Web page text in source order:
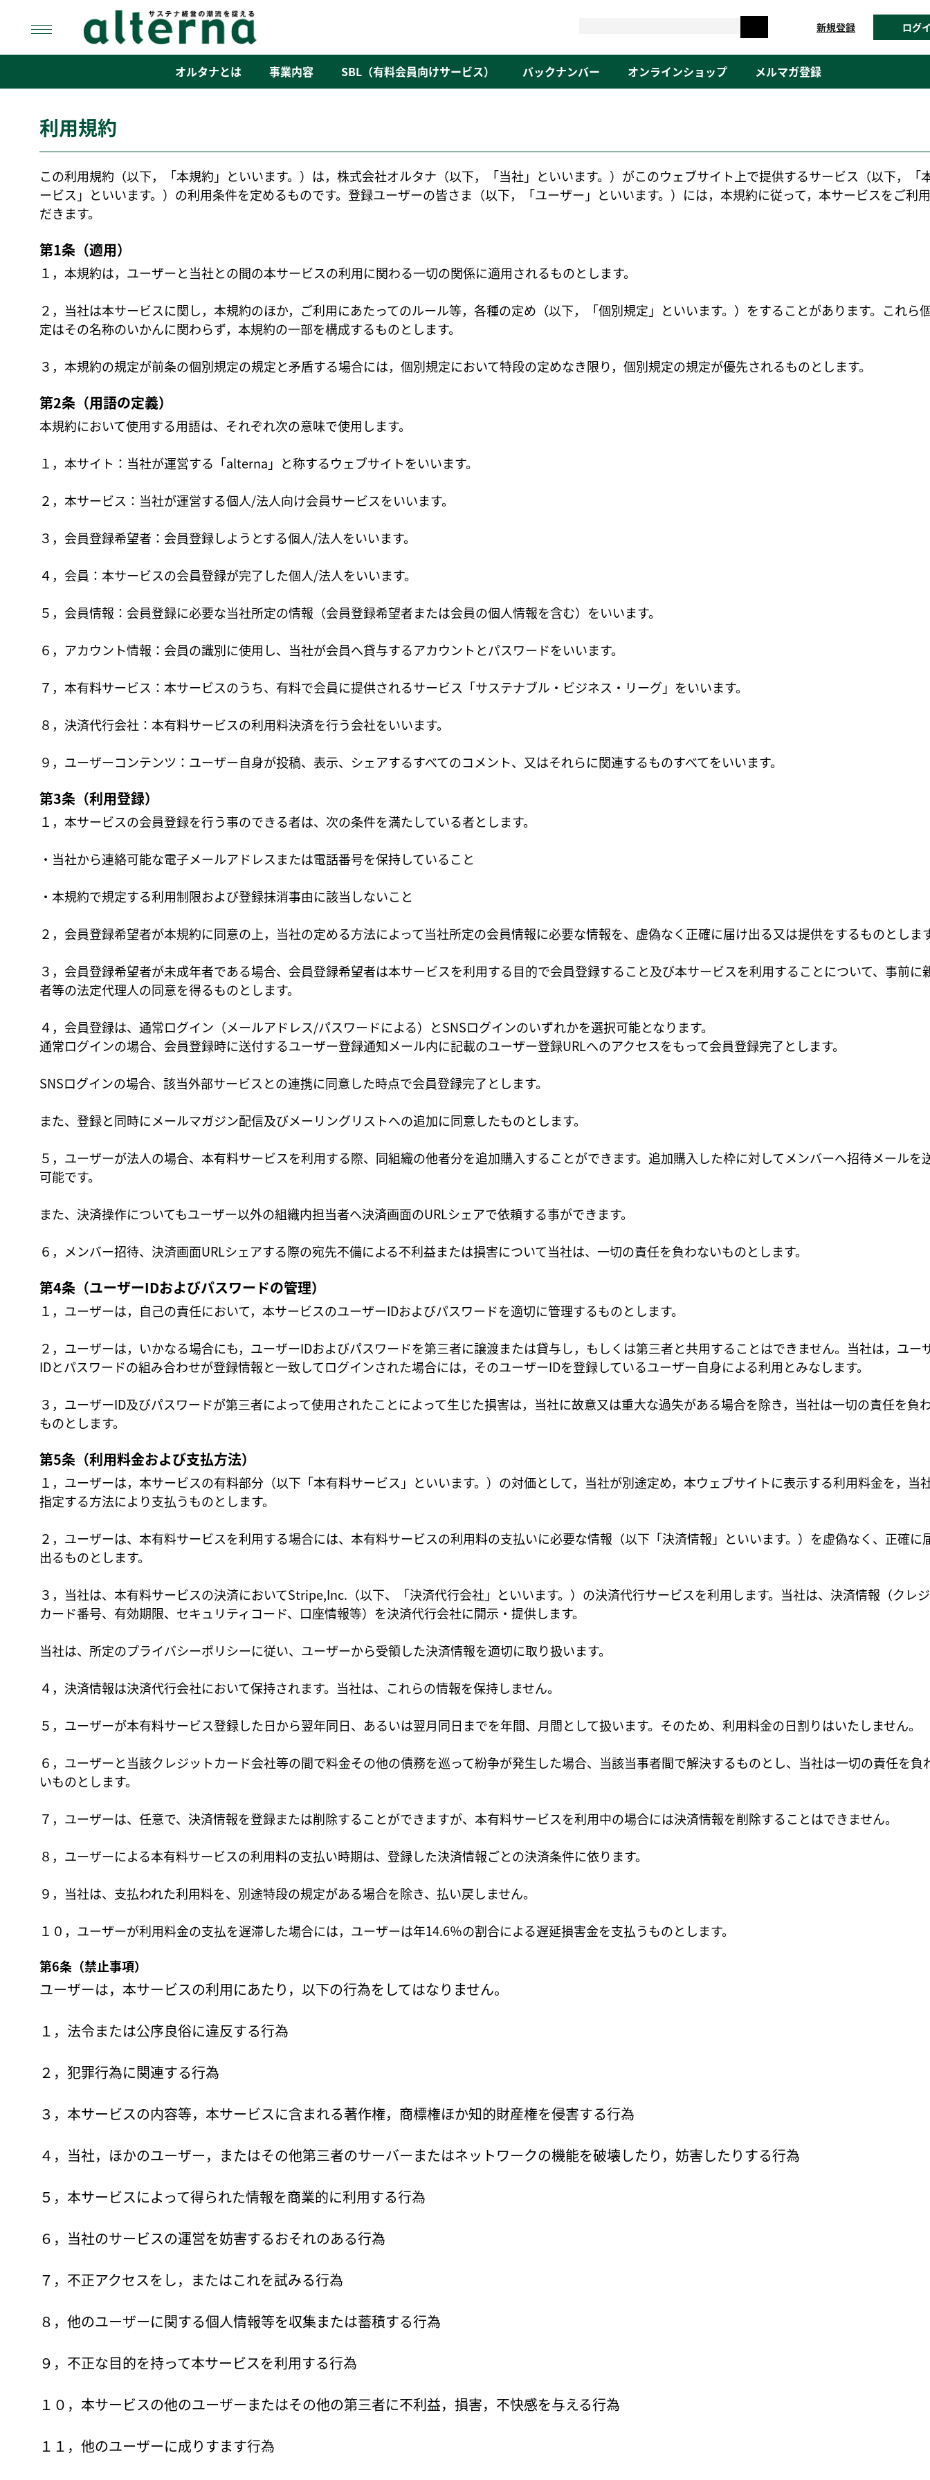
content
新規登録 ログ
オルタナとは 事業内容 SBL（有料会員向けサービス） バックナンバー オンラインショップ メルマガ登録
利用規約
この利用規約（以下，「本規約」といいます。）は，株式会社オルタナ（以下，「当社」といいます。）がこのウェブサイト上で提供するサービス（以下，「
ービス」といいます。）の利用条件を定めるものです。登録ユーザーの皆さま（以下，「ユーザー」といいます。）には，本規約に従って，本サービスをご利
だきます。
第1条（適用）
１，本規約は，ユーザーと当社との間の本サービスの利用に関わる一切の関係に適用されるものとします。
２，当社は本サービスに関し，本規約のほか，ご利用にあたってのルール等，各種の定め（以下，「個別規定」といいます。）をすることがあります。これら
定はその名称のいかんに関わらず，本規約の一部を構成するものとします。
３，本規約の規定が前条の個別規定の規定と矛盾する場合には，個別規定において特段の定めなき限り，個別規定の規定が優先されるものとします。
第2条（用語の定義）
本規約において使用する用語は、それぞれ次の意味で使用します。
１，本サイト：当社が運営する「alterna」と称するウェブサイトをいいます。
２，本サービス：当社が運営する個人/法人向け会員サービスをいいます。
３，会員登録希望者：会員登録しようとする個人/法人をいいます。
４，会員：本サービスの会員登録が完了した個人/法人をいいます。
５，会員情報：会員登録に必要な当社所定の情報（会員登録希望者または会員の個人情報を含む）をいいます。
６，アカウント情報：会員の識別に使用し、当社が会員へ貸与するアカウントとパスワードをいいます。
７，本有料サービス：本サービスのうち、有料で会員に提供されるサービス「サステナブル・ビジネス・リーグ」をいいます。
８，決済代行会社：本有料サービスの利用料決済を行う会社をいいます。
９，ユーザーコンテンツ：ユーザー自身が投稿、表示、シェアするすべてのコメント、又はそれらに関連するものすべてをいいます。
第3条（利用登録）
１，本サービスの会員登録を行う事のできる者は、次の条件を満たしている者とします。
・当社から連絡可能な電子メールアドレスまたは電話番号を保持していること
・本規約で規定する利用制限および登録抹消事由に該当しないこと
２，会員登録希望者が本規約に同意の上，当社の定める方法によって当社所定の会員情報に必要な情報を、虚偽なく正確に届け出る又は提供をするものとしま
３，会員登録希望者が未成年者である場合、会員登録希望者は本サービスを利用する目的で会員登録すること及び本サービスを利用することについて、事前に
者等の法定代理人の同意を得るものとします。
４，会員登録は、通常ログイン（メールアドレス/パスワードによる）とSNSログインのいずれかを選択可能となります。
通常ログインの場合、会員登録時に送付するユーザー登録通知メール内に記載のユーザー登録URLへのアクセスをもって会員登録完了とします。
SNSログインの場合、該当外部サービスとの連携に同意した時点で会員登録完了とします。
また、登録と同時にメールマガジン配信及びメーリングリストへの追加に同意したものとします。
５，ユーザーが法人の場合、本有料サービスを利用する際、同組織の他者分を追加購入することができます。追加購入した枠に対してメンバーへ招待メールを
可能です。
また、決済操作についてもユーザー以外の組織内担当者へ決済画面のURLシェアで依頼する事ができます。
６，メンバー招待、決済画面URLシェアする際の宛先不備による不利益または損害について当社は、一切の責任を負わないものとします。
第4条（ユーザーIDおよびパスワードの管理）
１，ユーザーは，自己の責任において，本サービスのユーザーIDおよびパスワードを適切に管理するものとします。
２，ユーザーは，いかなる場合にも，ユーザーIDおよびパスワードを第三者に譲渡または貸与し，もしくは第三者と共用することはできません。当社は，ユー
IDとパスワードの組み合わせが登録情報と一致してログインされた場合には，そのユーザーIDを登録しているユーザー自身による利用とみなします。
３，ユーザーID及びパスワードが第三者によって使用されたことによって生じた損害は，当社に故意又は重大な過失がある場合を除き，当社は一切の責任を負
ものとします。
第5条（利用料金および支払方法）
１，ユーザーは，本サービスの有料部分（以下「本有料サービス」といいます。）の対価として，当社が別途定め，本ウェブサイトに表示する利用料金を，当
指定する方法により支払うものとします。
２，ユーザーは、本有料サービスを利用する場合には、本有料サービスの利用料の支払いに必要な情報（以下「決済情報」といいます。）を虚偽なく、正確に
出るものとします。
３，当社は、本有料サービスの決済においてStripe,Inc.（以下、「決済代行会社」といいます。）の決済代行サービスを利用します。当社は、決済情報（クレ
カード番号、有効期限、セキュリティコード、口座情報等）を決済代行会社に開示・提供します。
当社は、所定のプライバシーポリシーに従い、ユーザーから受領した決済情報を適切に取り扱います。
４，決済情報は決済代行会社において保持されます。当社は、これらの情報を保持しません。
５，ユーザーが本有料サービス登録した日から翌年同日、あるいは翌月同日までを年間、月間として扱います。そのため、利用料金の日割りはいたしません。
６，ユーザーと当該クレジットカード会社等の間で料金その他の債務を巡って紛争が発生した場合、当該当事者間で解決するものとし、当社は一切の責任を負
いものとします。
７，ユーザーは、任意で、決済情報を登録または削除することができますが、本有料サービスを利用中の場合には決済情報を削除することはできません。
８，ユーザーによる本有料サービスの利用料の支払い時期は、登録した決済情報ごとの決済条件に依ります。
９，当社は、支払われた利用料を、別途特段の規定がある場合を除き、払い戻しません。
１０，ユーザーが利用料金の支払を遅滞した場合には，ユーザーは年14.6％の割合による遅延損害金を支払うものとします。
第6条（禁止事項）
ユーザーは，本サービスの利用にあたり，以下の行為をしてはなりません。
１，法令または公序良俗に違反する行為
２，犯罪行為に関連する行為
３，本サービスの内容等，本サービスに含まれる著作権，商標権ほか知的財産権を侵害する行為
４，当社，ほかのユーザー，またはその他第三者のサーバーまたはネットワークの機能を破壊したり，妨害したりする行為
５，本サービスによって得られた情報を商業的に利用する行為
６，当社のサービスの運営を妨害するおそれのある行為
７，不正アクセスをし，またはこれを試みる行為
８，他のユーザーに関する個人情報等を収集または蓄積する行為
９，不正な目的を持って本サービスを利用する行為
１０，本サービスの他のユーザーまたはその他の第三者に不利益，損害，不快感を与える行為
１１，他のユーザーに成りすます行為